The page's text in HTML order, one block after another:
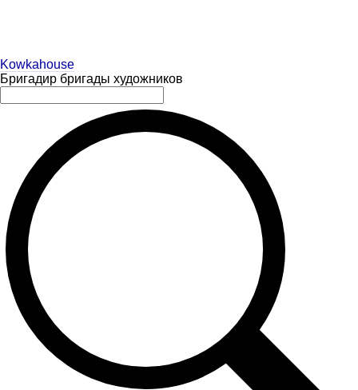
Kowkahouse
Бригадир бригады художников